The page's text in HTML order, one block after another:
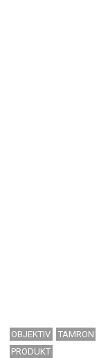
OBJEKTIV TAMRON
PRODUKT